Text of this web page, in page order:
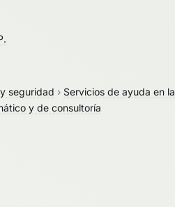
seguridad › Servicios de ayuda en
y de consultoría